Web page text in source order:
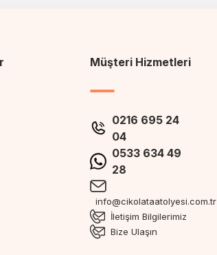
Müşteri Hizmetleri
0216 695 24
04
0533 634 49
28
info@cikolataatolyesi.com.tr
İletişim Bilgilerimiz
Bize Ulaşın